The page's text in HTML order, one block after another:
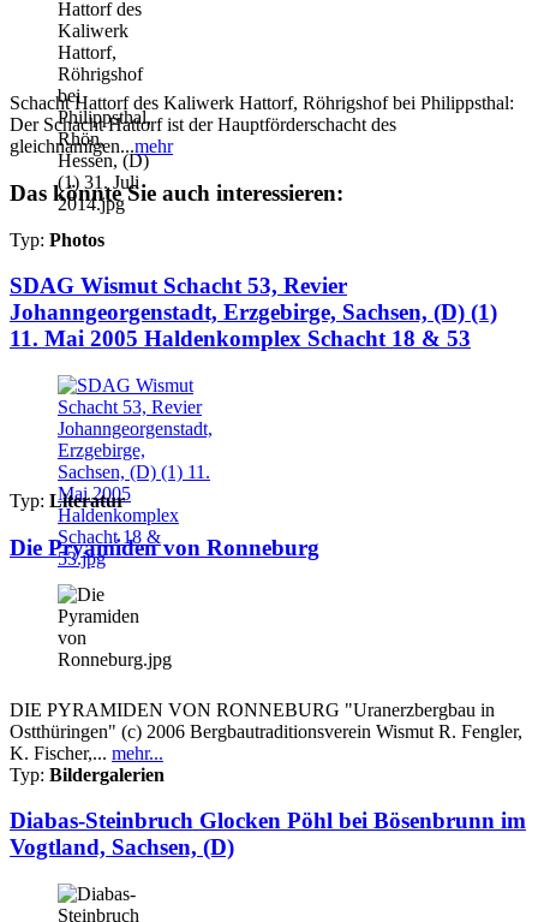
Schacht Hattorf des Kaliwerk Hattorf, Röhrigshof bei Philippsthal:
Der Schacht Hattorf ist der Hauptförderschacht des
gleichnamigen...mehr
Das könnte Sie auch interessieren:
Typ: Photos
SDAG Wismut Schacht 53, Revier
Johanngeorgenstadt, Erzgebirge, Sachsen, (D) (1)
11. Mai 2005 Haldenkomplex Schacht 18 & 53
Typ: Literatur
Die Pryamiden von Ronneburg
DIE PYRAMIDEN VON RONNEBURG "Uranerzbergbau in
Ostthüringen" (c) 2006 Bergbautraditionsverein Wismut R. Fengler,
K. Fischer,... mehr...
Typ: Bildergalerien
Diabas-Steinbruch Glocken Pöhl bei Bösenbrunn im
Vogtland, Sachsen, (D)